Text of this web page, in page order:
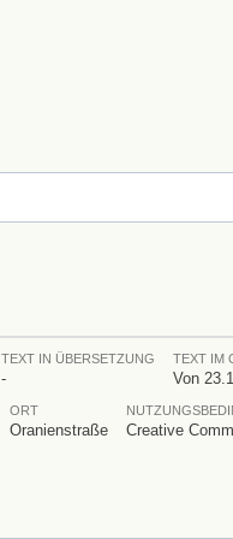
TEXT IN ÜBERSETZUNG
-
TEXT IM
Von
ORT
Oranienstraße Creative